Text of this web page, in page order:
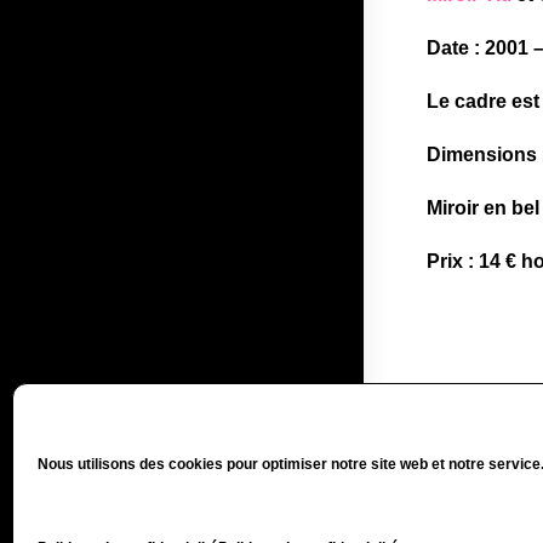
Nous utilisons des cookies pour optimiser notre site web et notre service.
Date : 2001
Le cadre
Dimensions
Miroir en
Prix : 14 €